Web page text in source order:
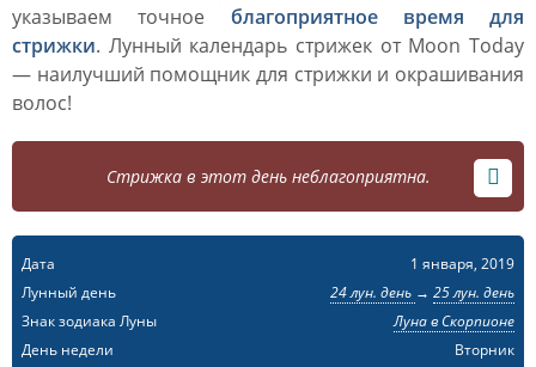
указываем точное благоприятное время для
стрижки. Лунный календарь стрижек от Moon Today
— наилучший помощник для стрижки и окрашивания
волос!
Стрижка в этот день неблагоприятна.
Дата
1 января, 2019
Лунный день
24 лун. день → 25 лун. день
Знак зодиака Луны
Луна в Скорпионе
День недели
Вторник